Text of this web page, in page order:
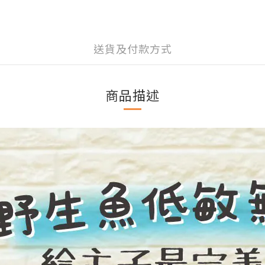
送貨及付款方式
商品描述